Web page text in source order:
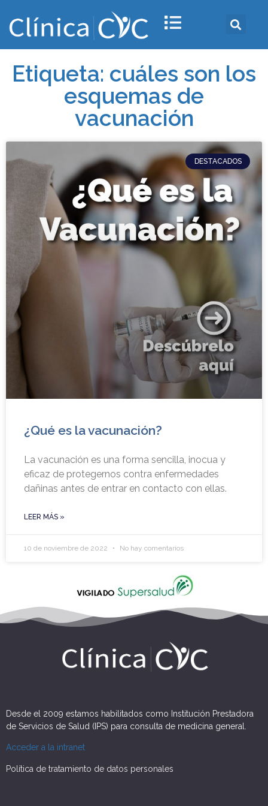
Etiqueta: cuáles son los
esquemas de
vacunación
DESTACADOS
¿Qué es la vacunación?
La vacunación es una forma sencilla, inocua y
eficaz de protegernos contra enfermedades
dañinas antes de entrar en contacto con ellas.
LEER MÁS »
10 de noviembre de 2022 No hay comentarios
Desde el 2009 estamos habilitados como Institución Prestadora
de Servicios de Salud (IPS) para consulta de medicina general.
Acceder a la intranet
Política de tratamiento de datos personales